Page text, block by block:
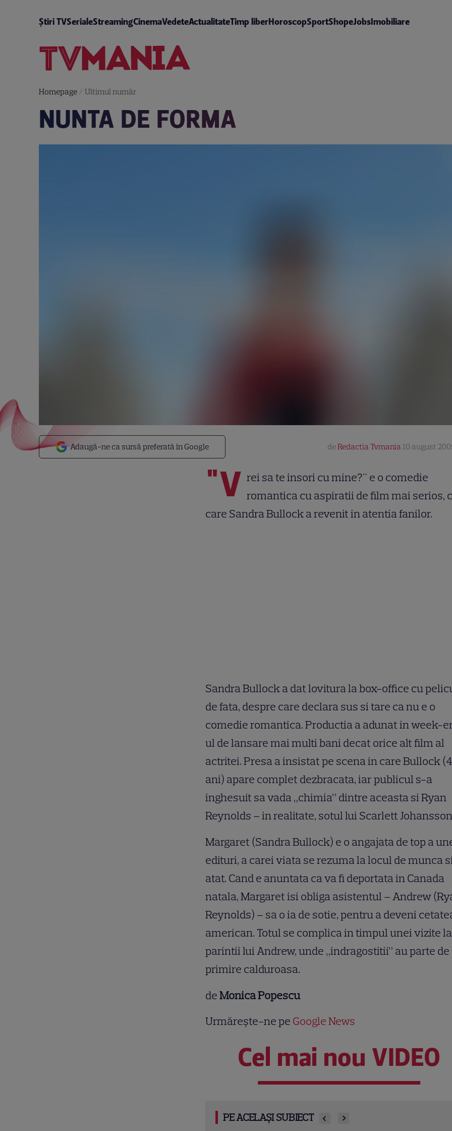
Știri TVSerialeStreamingCinemaVedeteActualitateTimp liberHoroscopSportShopeJobsImobiliare
Homepage/ Ultimul număr
NUNTA DE FORMA
Adaugă-ne ca sursă preferată în Google deRedactia Tvmania 10 august
"V rei sa te insori cu mine?" e o comedie
romantica cu aspiratii de film mai serios,
care Sandra Bullock a revenit in atentia fanilor.
Sandra Bullock a dat lovitura la box-office cu
de fata, despre care declara sus si tare ca nu e o
comedie romantica. Productia a adunat in week-
ul de lansare mai multi bani decat orice alt film al
actritei. Presa a insistat pe scena in care Bullock
ani) apare complet dezbracata, iar publicul s-a
inghesuit sa vada „chimia” dintre aceasta si Ryan
Reynolds – in realitate, sotul lui Scarlett
Margaret (Sandra Bullock) e o angajata de top a
edituri, a carei viata se rezuma la locul de munca
atat. Cand e anuntata ca va fi deportata in Canada
natala, Margaret isi obliga asistentul – Andrew
Reynolds) – sa o ia de sotie, pentru a deveni
american. Totul se complica in timpul unei vizite la
parintii lui Andrew, unde „indragostitii” au parte de
primire calduroasa.
deMonica Popescu
Urmărește-ne pe Google News
Cel mai nou VIDEO
PE ACELAȘI SUBIECT